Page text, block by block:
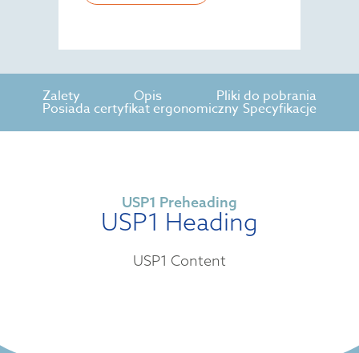
Zalety Opis Pliki do pobrania
Posiada certyfikat ergonomiczny Specyfikacje
USP1 Preheading
USP1 Heading
USP1 Content